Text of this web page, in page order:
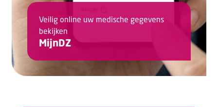
Veilig online uw medische gegevens
bekijken
MijnDZ